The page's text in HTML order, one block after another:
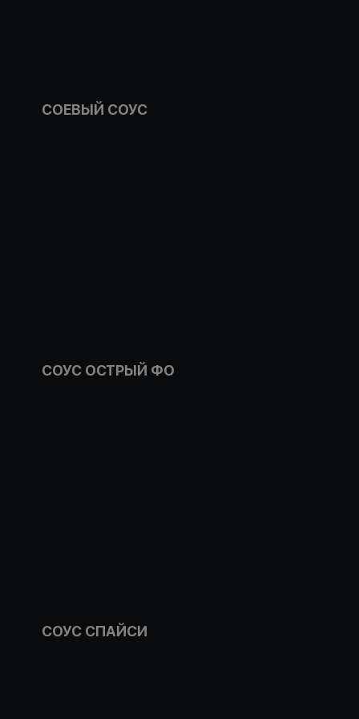
СОЕВЫЙ СОУС
СОУС ОСТРЫЙ ФО
СОУС СПАЙСИ